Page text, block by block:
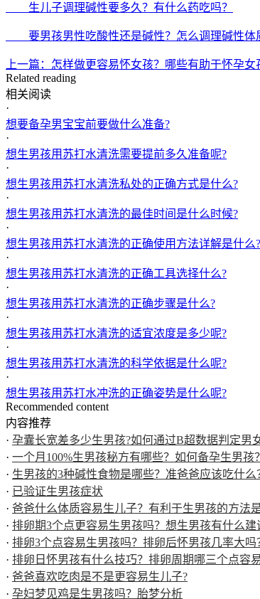
生儿子调理碱性要多久？有什么药吃吗？
要男孩男性吃酸性还是碱性？怎么调理碱性体
上一篇：怎样做更容易怀女孩？哪些有助于怀孕女
Related reading
相关阅读
·
想要备孕男宝宝前要做什么准备?
·
想生男孩用苏打水清洗需要提前多久准备呢?
·
想生男孩用苏打水清洗私处的正确方式是什么?
·
想生男孩用苏打水清洗的最佳时间是什么时候?
·
想生男孩用苏打水清洗的正确使用方法详解是什么?
·
想生男孩用苏打水清洗的正确工具选择什么?
·
想生男孩用苏打水清洗的正确步骤是什么?
·
想生男孩用苏打水清洗的适宜浓度是多少呢?
·
想生男孩用苏打水清洗的科学依据是什么呢?
·
想生男孩用苏打水冲洗的正确姿势是什么呢?
Recommended content
内容推荐
· 孕囊长宽差多少生男孩?如何通过B超数据判定男
· 一个月100%生男孩秘方有哪些？如何备孕生男孩？
· 生男孩的3种碱性食物是哪些？准爸爸应该吃什么
· 已验证生男孩症状
· 爸爸什么体质容易生儿子？有利于生男孩的方法是
· 排卵期3个点更容易生男孩吗？想生男孩有什么建
· 排卵3个点容易生男孩吗？排卵后怀男孩几率大吗
· 排卵日怀男孩有什么技巧？排卵周期哪三个点容
· 爸爸喜欢吃肉是不是更容易生儿子?
· 孕妇梦见鸡是生男孩吗？胎梦分析